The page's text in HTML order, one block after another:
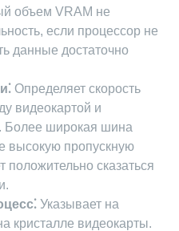
объем VRAM не
если процессор не
данные достаточно
Определяет скорость
видеокартой и
Более широкая шина
высокую пропускную
положительно сказаться
Указывает на
кристалле видеокарты.